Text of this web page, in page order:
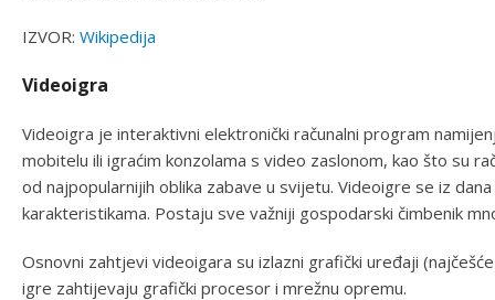
IZVOR: Wikipedija
Videoigra
Videoigra je interaktivni elektronički računalni program
mobitelu ili igraćim konzolama s video zaslonom, kao što su
od najpopularnijih oblika zabave u svijetu. Videoigre se iz
karakteristikama. Postaju sve važniji gospodarski čimbenik
Osnovni zahtjevi videoigara su izlazni grafički uređaji
igre zahtijevaju grafički procesor i mrežnu opremu.